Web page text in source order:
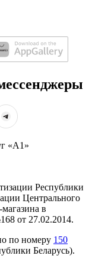
«А1»
Республики
Центрального
в
от 27.02.2014.
по номеру 150
Беларусь).